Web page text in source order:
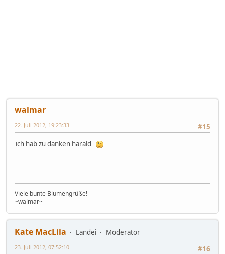
walmar
#15
22. Juli 2012, 19:23:33
ich hab zu danken harald
Viele bunte Blumengrüße!
~walmar~
Kate MacLila Landei
Moderator
#16
23. Juli 2012, 07:52:10